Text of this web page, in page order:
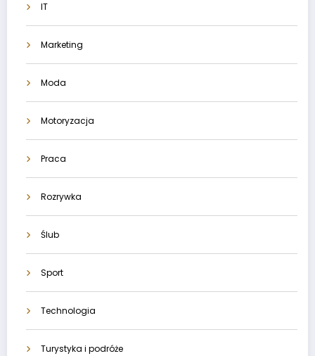
IT
Marketing
Moda
Motoryzacja
Praca
Rozrywka
Ślub
Sport
Technologia
Turystyka i podróże